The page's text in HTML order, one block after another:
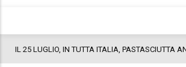
IL 25 LUGLIO, IN TUTTA ITALIA, PASTASCIUTTA